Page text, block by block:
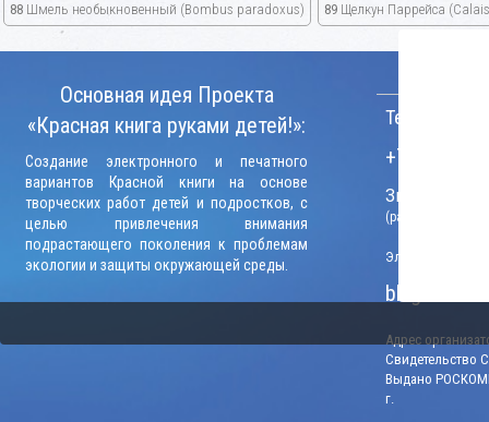
88 Шмель необыкновенный (Bombus paradoxus) 89 Щелкун Паррейса
Основная идея Проекта
«Красная книга руками детей!»:
Создание электронного и печатного
вариантов Красной книги на основе
творческих работ детей и подростков, с
целью привлечения внимания
подрастающего поколения к проблемам
экологии и защиты окружающей среды.
Телефон:
+7 (906)
Звонки
(рабочие дни,
Электронный
blago-
Адрес
Свидетельство
Выдано
г.